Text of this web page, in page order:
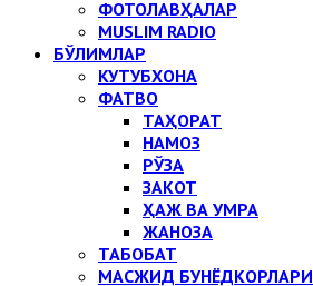
ФОТОЛАВҲАЛАР
MUSLIM RADIO
БЎЛИМЛАР
КУТУБХОНА
ФАТВО
ТАҲОРАТ
НАМОЗ
РЎЗА
ЗАКОТ
ҲАЖ ВА УМРА
ЖАНОЗА
ТАБОБАТ
МАСЖИД БУНЁДКОРЛАРИ